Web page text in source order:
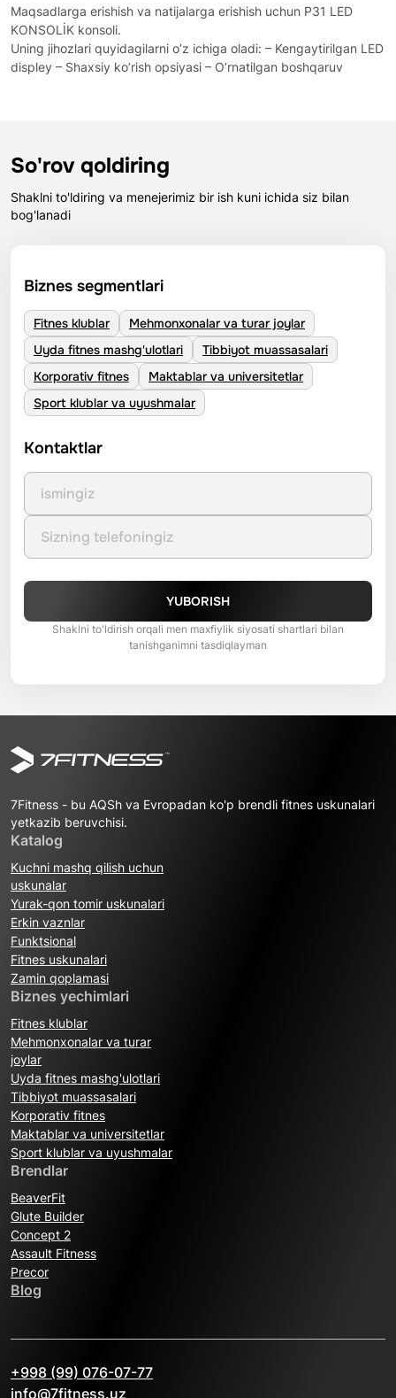
Maqsadlarga erishish va natijalarga erishish uchun P31 LED
KONSOLİK konsoli.
Uning jihozlari quyidagilarni o’z ichiga oladi: – Kengaytirilgan LED
displey – Shaxsiy ko’rish opsiyasi – O’rnatilgan boshqaruv
So'rov qoldiring
Shaklni to'ldiring va menejerimiz bir ish kuni ichida siz bilan
bog'lanadi
Biznes segmentlari
Fitnes klublar
Mehmonxonalar va turar joylar
Uyda fitnes mashg'ulotlari
Tibbiyot muassasalari
Korporativ fitnes
Maktablar va universitetlar
Sport klublar va uyushmalar
Kontaktlar
YUBORISH
Shaklni to'ldirish orqali men maxfiylik siyosati shartlari bilan
tanishganimni tasdiqlayman
7Fitness - bu AQSh va Evropadan ko'p brendli fitnes uskunalari
yetkazib beruvchisi.
Katalog
Kuchni mashq qilish uchun
uskunalar
Yurak-qon tomir uskunalari
Erkin vaznlar
Funktsional
Fitnes uskunalari
Zamin qoplamasi
Biznes yechimlari
Fitnes klublar
Mehmonxonalar va turar
joylar
Uyda fitnes mashg'ulotlari
Tibbiyot muassasalari
Korporativ fitnes
Maktablar va universitetlar
Sport klublar va uyushmalar
Brendlar
BeaverFit
Glute Builder
Concept 2
Assault Fitness
Precor
Blog
+998 (99) 076-07-77
info@7fitness.uz